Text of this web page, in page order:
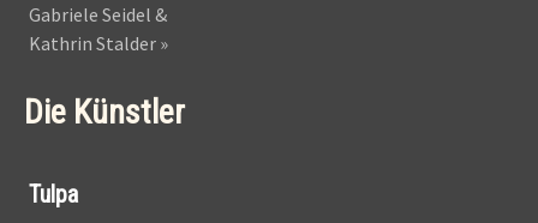
Gabriele Seidel &
Kathrin Stalder »
Die Künstler
Tulpa